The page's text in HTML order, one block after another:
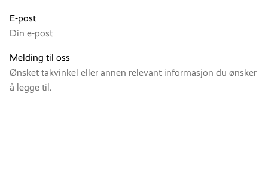
E-post
Melding til oss